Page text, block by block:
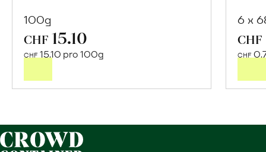
100g
CHF 15.10
CHF15.10 pro 100gden
6 x
CHF
CHF